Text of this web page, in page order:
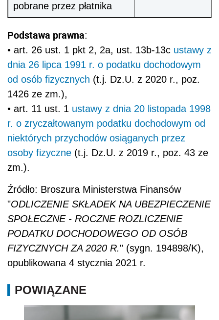
pobrane przez płatnika
Podstawa prawna:
• art. 26 ust. 1 pkt 2, 2a, ust. 13b-13c ustawy z
dnia 26 lipca 1991 r. o podatku dochodowym
od osób fizycznych (t.j. Dz.U. z 2020 r., poz.
1426 ze zm.),
• art. 11 ust. 1 ustawy z dnia 20 listopada 1998
r. o zryczałtowanym podatku dochodowym od
niektórych przychodów osiąganych przez
osoby fizyczne (t.j. Dz.U. z 2019 r., poz. 43 ze
zm.).
Źródło: Broszura Ministerstwa Finansów
"ODLICZENIE SKŁADEK NA UBEZPIECZENIE
SPOŁECZNE - ROCZNE ROZLICZENIE
PODATKU DOCHODOWEGO OD OSÓB
FIZYCZNYCH ZA 2020 R." (sygn. 194898/K),
opublikowana 4 stycznia 2021 r.
POWIĄZANE